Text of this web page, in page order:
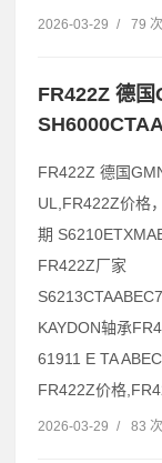
2026-03-29 / 79
FR422Z 德
FR422Z 德国
UL,FR422Z价格
期
FR422Z厂家
KAYDON轴承
61911 E TA
FR422Z价格
2026-03-29 / 83